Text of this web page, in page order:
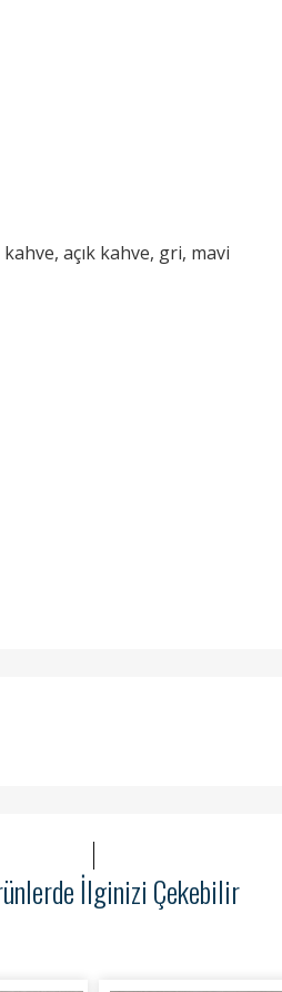
açık kahve, gri, mavi
İlginizi Çekebilir